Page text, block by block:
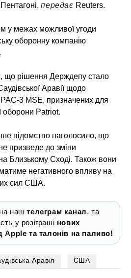
передає Reuters.
у межах можливої угоди
оборонну компанію
що рішення Держдепу стало
Аравії щодо
3 MSE, призначених для
оборони Patriot.
відомство наголосило, що
призведе до зміни
Близькому Сході. Також вони
негативного впливу на
сил США.
на наштелеграм канал, та
у розіграші нових
Apple та талонів на паливо!
Аравія США